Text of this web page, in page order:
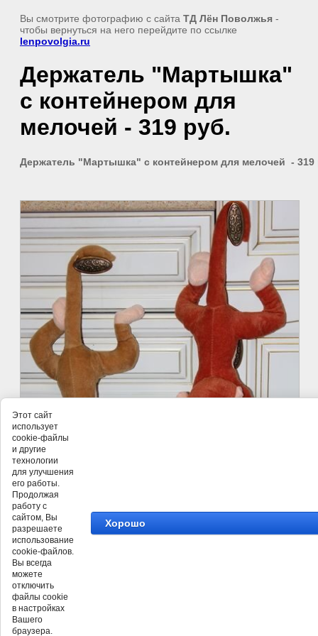
Вы смотрите фотографию с сайта ТД Лён Поволжья -
чтобы вернуться на него перейдите по ссылке
lenpovolgia.ru
Держатель "Мартышка"
с контейнером для
мелочей - 319 руб.
Держатель "Мартышка" с контейнером для мелочей - 319
Этот сайт
использует
cookie-файлы
и другие
технологии
для улучшения
его работы.
Продолжая
работу с
сайтом, Вы
разрешаете
использование
cookie-файлов.
Вы всегда
можете
отключить
файлы cookie
в настройках
Вашего
браузера.
Хорошо